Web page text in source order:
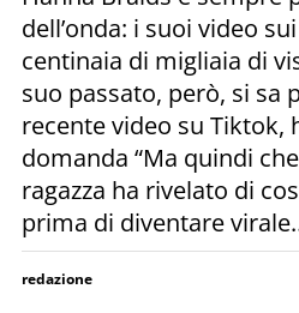
dell’onda: i suoi video
centinaia di migliaia di
suo passato, però, si sa
recente video su Tiktok,
domanda “Ma quindi
ragazza ha rivelato di
prima di diventare
redazione